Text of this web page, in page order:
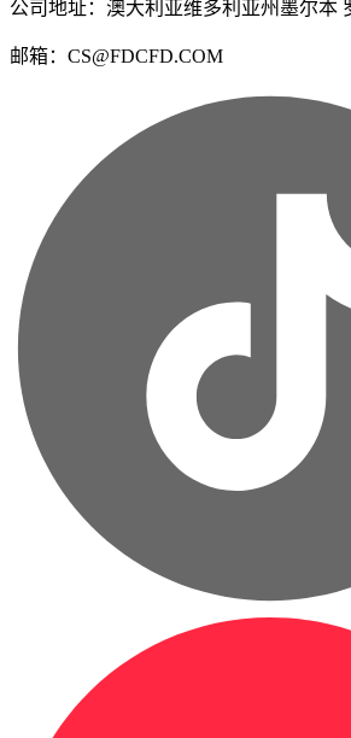
公司地址：澳大利亚维多利亚州墨尔本
邮箱：CS@FDCFD.COM